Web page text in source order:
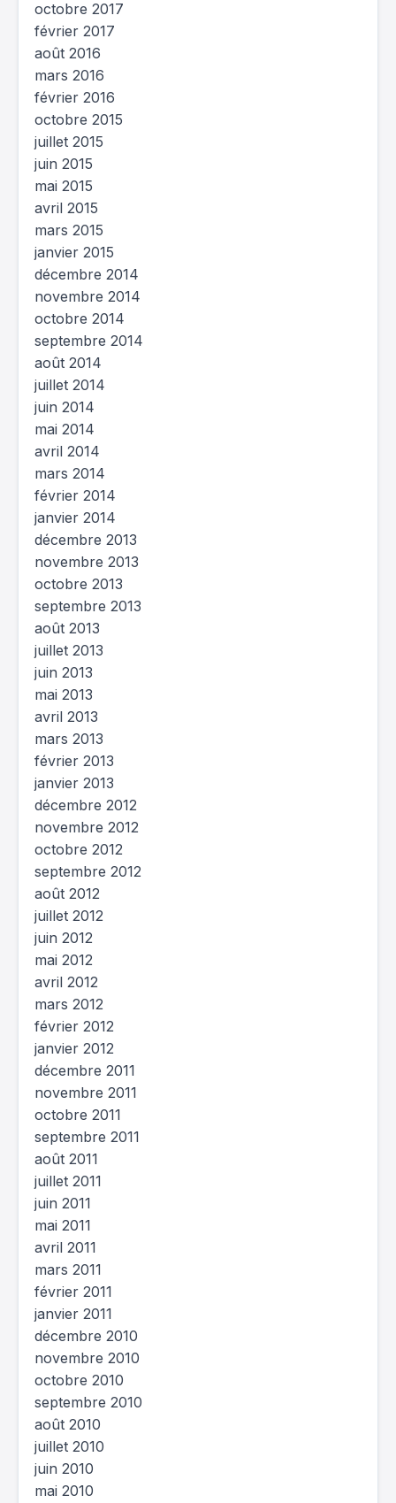
octobre 2017
février 2017
août 2016
mars 2016
février 2016
octobre 2015
juillet 2015
juin 2015
mai 2015
avril 2015
mars 2015
janvier 2015
décembre 2014
novembre 2014
octobre 2014
septembre 2014
août 2014
juillet 2014
juin 2014
mai 2014
avril 2014
mars 2014
février 2014
janvier 2014
décembre 2013
novembre 2013
octobre 2013
septembre 2013
août 2013
juillet 2013
juin 2013
mai 2013
avril 2013
mars 2013
février 2013
janvier 2013
décembre 2012
novembre 2012
octobre 2012
septembre 2012
août 2012
juillet 2012
juin 2012
mai 2012
avril 2012
mars 2012
février 2012
janvier 2012
décembre 2011
novembre 2011
octobre 2011
septembre 2011
août 2011
juillet 2011
juin 2011
mai 2011
avril 2011
mars 2011
février 2011
janvier 2011
décembre 2010
novembre 2010
octobre 2010
septembre 2010
août 2010
juillet 2010
juin 2010
mai 2010